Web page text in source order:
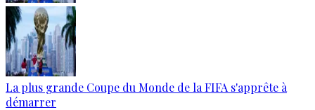
La plus grande Coupe du Monde de la FIFA s'apprête à
démarrer